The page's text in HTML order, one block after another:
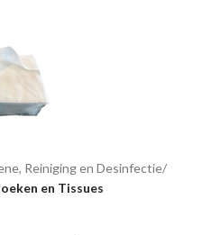
Reiniging en Desinfectie
en Tissues